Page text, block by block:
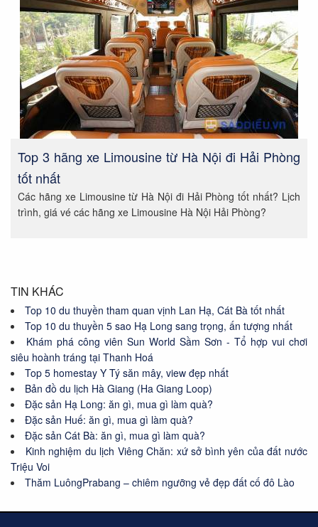
Top 3 hãng xe Limousine từ Hà Nội đi Hải Phòng
tốt nhất
Các hãng xe Limousine từ Hà Nội đi Hải Phòng tốt nhất? Lịch
trình, giá vé các hãng xe Limousine Hà Nội Hải Phòng?
TIN KHÁC
Top 10 du thuyền tham quan vịnh Lan Hạ, Cát Bà tốt nhất
Top 10 du thuyền 5 sao Hạ Long sang trọng, ấn tượng nhất
Khám phá công viên Sun World Sầm Sơn - Tổ hợp vui chơi
siêu hoành tráng tại Thanh Hoá
Top 5 homestay Y Tý săn mây, view đẹp nhất
Bản đồ du lịch Hà Giang (Ha Giang Loop)
Đặc sản Hạ Long: ăn gì, mua gì làm quà?
Đặc sản Huế: ăn gì, mua gì làm quà?
Đặc sản Cát Bà: ăn gì, mua gì làm quà?
Kinh nghiệm du lịch Viêng Chăn: xứ sở bình yên của đất nước
Triệu Voi
Thăm LuôngPrabang – chiêm ngưỡng vẻ đẹp đất cố đô Lào